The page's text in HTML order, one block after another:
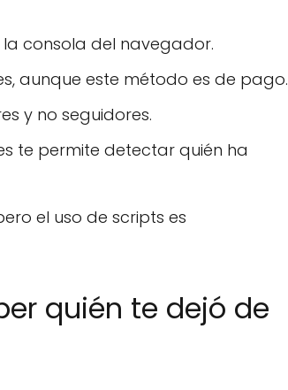
consola del navegador.
aunque este método es de pago.
y no seguidores.
te permite detectar quién ha
el uso de scripts es
quién te dejó de